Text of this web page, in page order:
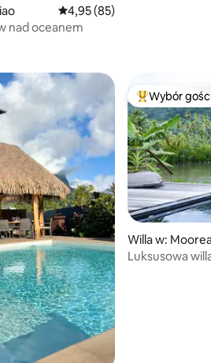
58
Średnia ocena: 4,95 na 5,
4,95 (85)
nad oceanem
79
Wybór
Willa w:
Luksusowa